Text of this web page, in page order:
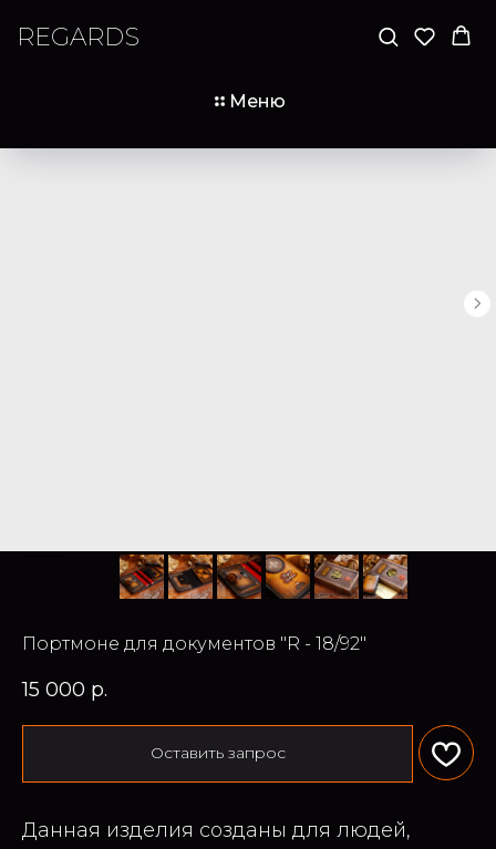
REGARDS
Меню
Портмоне для документов "R - 18/92"
15 000 р.
Оставить запрос
Данная изделия созданы для людей,